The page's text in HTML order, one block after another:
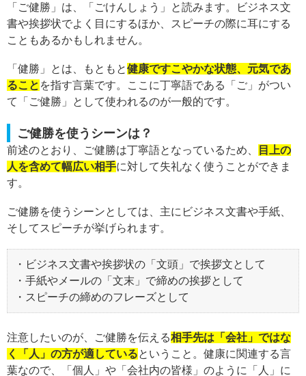
「ご健勝」は、「ごけんしょう」と読みます。ビジネス文
書や挨拶状でよく目にするほか、スピーチの際に耳にする
こともあるかもしれません。
「健勝」とは、もともと健康ですこやかな状態、元気であ
ること を指す言葉です。ここに丁寧語である「ご」がつい
て「ご健勝」として使われるのが一般的です。
ご健勝を使うシーンは？
前述のとおり、ご健勝は丁寧語となっているため、
目上の
人を含めて幅広い相手に対して失礼なく使うことができま
す。
ご健勝を使うシーンとしては、主にビジネス文書や手紙、
そしてスピーチが挙げられます。
・ビジネス文書や挨拶状の「文頭」で挨拶文として
・手紙やメールの「文末」で締めの挨拶として
・スピーチの締めのフレーズとして
注意したいのが、ご健勝を伝える相手先は「会社」ではな
く「人」の方が適しているということ。健康に関連する言
葉なので、「個人」や「会社内の皆様」のように「人」に